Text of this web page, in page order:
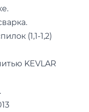
(1,1-1,2)
KEVLAR